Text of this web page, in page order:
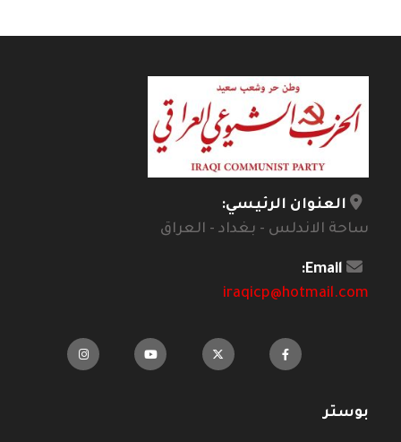
العنوان الرئيسي:
ساحة الاندلس - بغداد - العراق
Email:
iraqicp@hotmail.com
بوستر